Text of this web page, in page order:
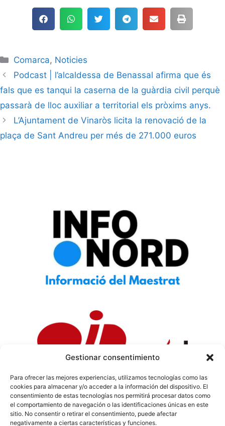
Gestionar consentimiento
Para ofrecer las mejores experiencias, utilizamos tecnologías como las
cookies para almacenar y/o acceder a la información del dispositivo. El
consentimiento de estas tecnologías nos permitirá procesar datos como
el comportamiento de navegación o las identificaciones únicas en este
sitio. No consentir o retirar el consentimiento, puede afectar
negativamente a ciertas características y funciones.
Comarca, Noticies
Podcast | l’alcaldessa de Benassal afirma que és
fals que es tanqui la caserna de la guàrdia civil perquè
passarà de lloc auxiliar a territorial els pròxims anys.
L’Ajuntament de Vinaròs licita la renovació de la
plaça de Sant Andreu per més de 271.000 euros
Política de Privacidad| Política de Cookies|Aviso
Legal|Codi ètic|Tarifes de Publicitat